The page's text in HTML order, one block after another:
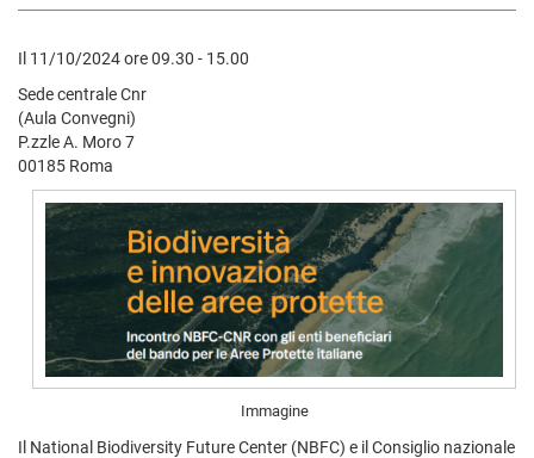
Il 11/10/2024 ore 09.30 - 15.00
Sede centrale Cnr
(Aula Convegni)
P.zzle A. Moro 7
00185 Roma
Immagine
Il National Biodiversity Future Center (NBFC) e il Consiglio nazionale